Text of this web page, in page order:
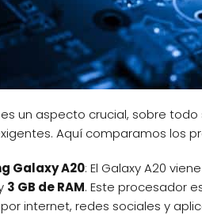
un aspecto crucial, sobre todo
Aquí comparamos los
Galaxy A20: El Galaxy A20
3 GB de RAM. Este procesador
internet, redes sociales y